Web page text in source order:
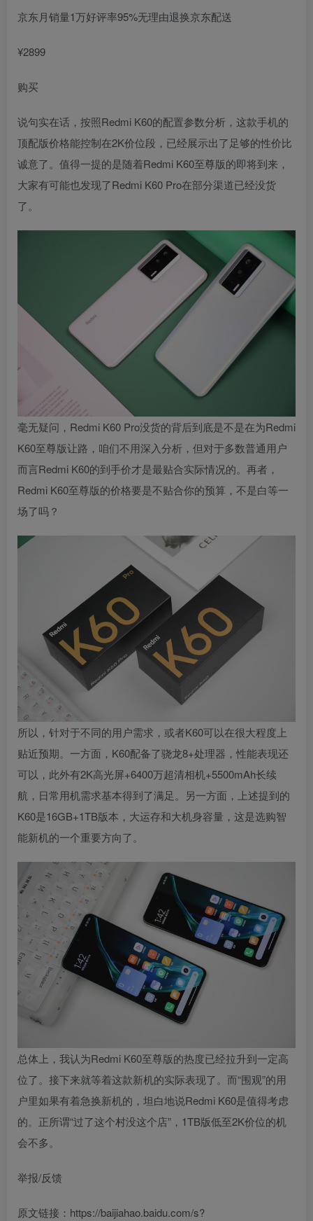
京东月销量1万好评率95%无理由退换京东配送
¥2899
购买
说句实在话，按照Redmi K60的配置参数分析，这款手机的
顶配版价格能控制在2K价位段，已经展示出了足够的性价比
诚意了。值得一提的是随着Redmi K60至尊版的即将到来，
大家有可能也发现了Redmi K60 Pro在部分渠道已经没货
了。
毫无疑问，Redmi K60 Pro没货的背后到底是不是在为Redmi
K60至尊版让路，咱们不用深入分析，但对于多数普通用户
而言Redmi K60的到手价才是最贴合实际情况的。再者，
Redmi K60至尊版的价格要是不贴合你的预算，不是白等一
场了吗？
所以，针对于不同的用户需求，或者K60可以在很大程度上
贴近预期。一方面，K60配备了骁龙8+处理器，性能表现还
可以，此外有2K高光屏+6400万超清相机+5500mAh长续
航，日常用机需求基本得到了满足。另一方面，上述提到的
K60是16GB+1TB版本，大运存和大机身容量，这是选购智
能新机的一个重要方向了。
总体上，我认为Redmi K60至尊版的热度已经拉升到一定高
位了。接下来就等着这款新机的实际表现了。而“围观”的用
户里如果有着急换新机的，坦白地说Redmi K60是值得考虑
的。正所谓“过了这个村没这个店”，1TB版低至2K价位的机
会不多。
举报/反馈
原文链接：https://baijiahao.baidu.com/s?